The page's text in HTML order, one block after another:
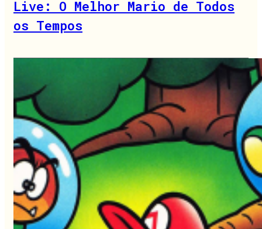
Live: O Melhor Mario de Todos
os Tempos